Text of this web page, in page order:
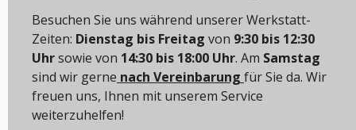
Besuchen Sie uns während unserer Werkstatt-
Zeiten: Dienstag bis Freitag von 9:30 bis 12:30
Uhrsowie von 14:30 bis 18:00 Uhr. Am Samstag
sind wir gerne nach Vereinbarung für Sie da. Wir
freuen uns, Ihnen mit unserem Service
weiterzuhelfen!